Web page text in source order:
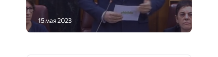
15 мая 2023